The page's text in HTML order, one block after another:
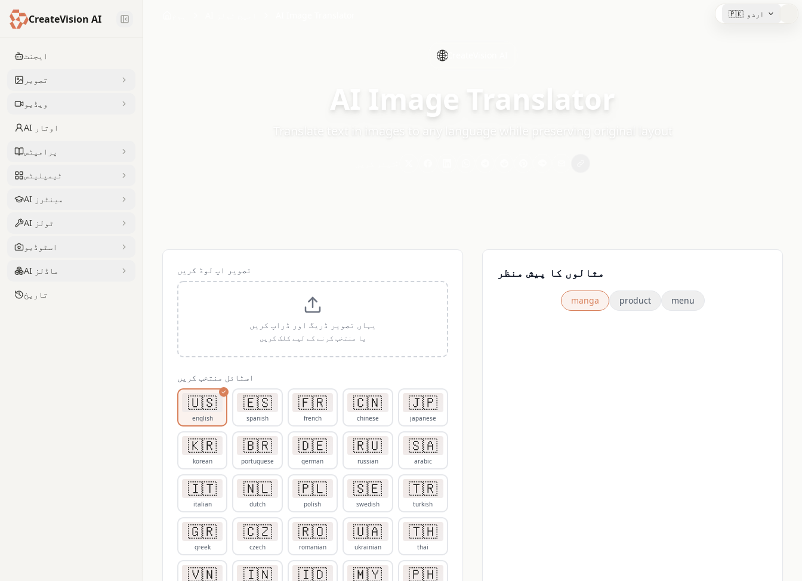
CreateVision AI
ایجنٹ
تصویر
ویڈیو
AI اوتار
پرامپٹس
ٹیمپلیٹس
AI مینٹرز
AI ٹولز
اسٹوڈیو
AI ماڈلز
تاریخ
🇵🇰 اردو
🌐CreateVision AI
AI Image Translator
Translate text in images to any language while preserving original layout
تصویر اپ لوڈ کریں
یہاں تصویر ڈریگ اور ڈراپ کریں
یا منتخب کرنے کے لیے کلک کریں
اسٹائل منتخب کریں
🇺🇸
english
🇪🇸
spanish
🇫🇷
french
🇨🇳
chinese
🇯🇵
japanese
🇰🇷
korean
🇧🇷
portuguese
🇩🇪
german
🇷🇺
russian
🇸🇦
arabic
🇮🇹
italian
🇳🇱
dutch
🇵🇱
polish
🇸🇪
swedish
🇹🇷
turkish
🇬🇷
greek
🇨🇿
czech
🇷🇴
romanian
🇺🇦
ukrainian
🇹🇭
thai
🇻🇳 🇮🇳 🇮🇩 🇲🇾 🇵🇭
مثالوں کا پیش منظر
manga product menu